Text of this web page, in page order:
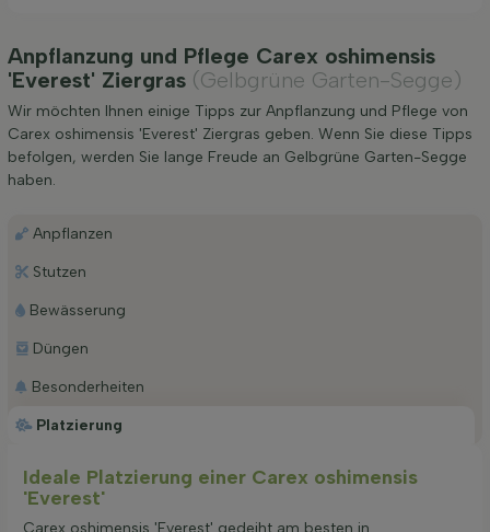
Anpflanzung und Pflege Carex oshimensis
'Everest' Ziergras (Gelbgrüne Garten-Segge)
Wir möchten Ihnen einige Tipps zur Anpflanzung und Pflege von
Carex oshimensis 'Everest' Ziergras geben. Wenn Sie diese Tipps
befolgen, werden Sie lange Freude an Gelbgrüne Garten-Segge
haben.
Platzierung
Anpflanzen
Stutzen
Bewässerung
Düngen
Besonderheiten
Ideale Platzierung einer Carex oshimensis
'Everest'